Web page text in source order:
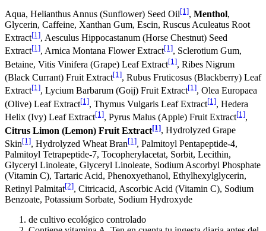
Aqua, Helianthus Annus (Sunflower) Seed Oil[1], Menthol,
Glycerin, Caffeine, Xanthan Gum, Escin, Ruscus Aculeatus Root
Extract[1], Aesculus Hippocastanum (Horse Chestnut) Seed
Extract[1], Arnica Montana Flower Extract[1], Sclerotium Gum,
Betaine, Vitis Vinifera (Grape) Leaf Extract[1], Ribes Nigrum
(Black Currant) Fruit Extract[1], Rubus Fruticosus (Blackberry) Leaf
Extract[1], Lycium Barbarum (Goij) Fruit Extract[1], Olea Europaea
(Olive) Leaf Extract[1], Thymus Vulgaris Leaf Extract[1], Hedera
Helix (Ivy) Leaf Extract[1], Pyrus Malus (Apple) Fruit Extract[1],
Citrus Limon (Lemon) Fruit Extract[1], Hydrolyzed Grape
Skin[1], Hydrolyzed Wheat Bran[1], Palmitoyl Pentapeptide-4,
Palmitoyl Tetrapeptide-7, Tocopherylacetat, Sorbit, Lecithin,
Glyceryl Linoleate, Glyceryl Linoleate, Sodium Ascorbyl Phosphate
(Vitamin C), Tartaric Acid, Phenoxyethanol, Ethylhexylglycerin,
Retinyl Palmitat[2], Citricacid, Ascorbic Acid (Vitamin C), Sodium
Benzoate, Potassium Sorbate, Sodium Hydroxyde
de cultivo ecológico controlado